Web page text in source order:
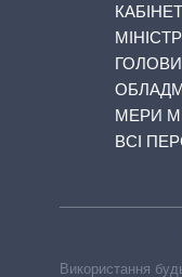
КАБІНЕТ
ГОЛОВИ
МЕРИ
ВСІ
Використання